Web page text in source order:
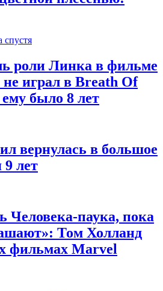
спустя
роли Линка в фильме
не играл в Breath Of
было 8 лет
вернулась в большое
9 лет
Человека-паука, пока
Том Холланд
фильмах Marvel